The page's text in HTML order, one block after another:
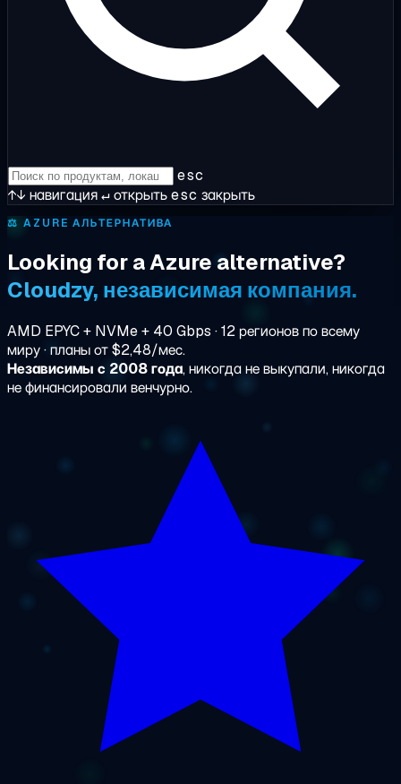
esc
↑↓ навигация↵открытьesc закрыть
⚖️ AZURE АЛЬТЕРНАТИВА
Looking for a Azure alternative?
Cloudzy, независимая компания.
AMD EPYC + NVMe + 40 Gbps · 12 регионов по всему
миру · планы от $2,48/мес.
Независимы с 2008 года, никогда не выкупали, никогда
не финансировали венчурно.